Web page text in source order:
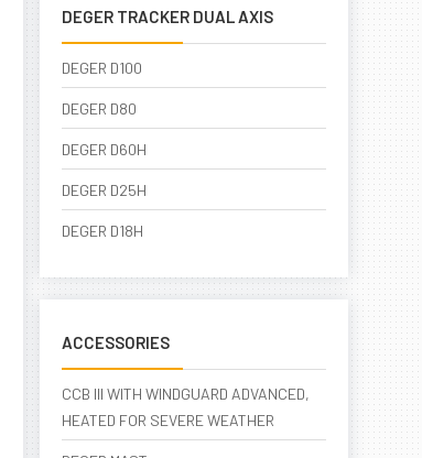
DEGER TRACKER DUAL AXIS
DEGER D100
DEGER D80
DEGER D60H
DEGER D25H
DEGER D18H
ACCESSORIES
CCB III WITH WINDGUARD ADVANCED,
HEATED FOR SEVERE WEATHER